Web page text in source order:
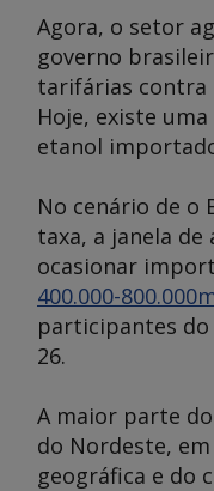
Agora, o setor
governo
tarifárias contra
Hoje, existe
etanol
No cenário de o
taxa, a janela
ocasionar
400.000-
participantes do
26.
A maior parte
do Nordeste,
geográfica e do